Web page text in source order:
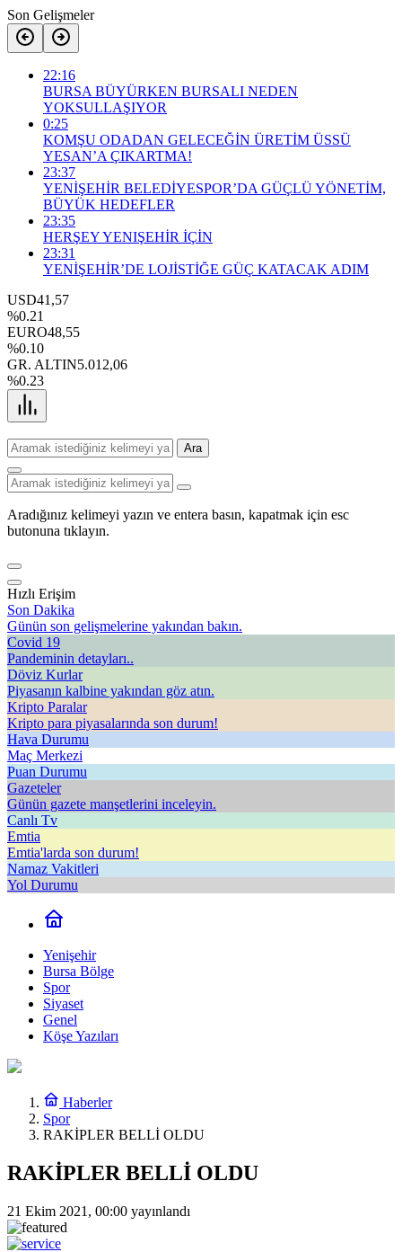
Son Gelişmeler
22:16
BURSA BÜYÜRKEN BURSALI NEDEN
YOKSULLAŞIYOR
0:25
KOMŞU ODADAN GELECEĞİN ÜRETİM ÜSSÜ
YESAN’A ÇIKARTMA!
23:37
YENİŞEHİR BELEDİYESPOR’DA GÜÇLÜ YÖNETİM,
BÜYÜK HEDEFLER
23:35
HERŞEY YENIŞEHİR İÇİN
23:31
YENİŞEHİR’DE LOJİSTİĞE GÜÇ KATACAK ADIM
USD41,57
%0.21
EURO48,55
%0.10
GR. ALTIN5.012,06
%0.23
Ara
Aradığınız kelimeyi yazın ve entera basın, kapatmak için esc
butonuna tıklayın.
Hızlı Erişim
Son Dakika
Günün son gelişmelerine yakından bakın.
Covid 19
Pandeminin detayları..
Döviz Kurlar
Piyasanın kalbine yakından göz atın.
Kripto Paralar
Kripto para piyasalarında son durum!
Hava Durumu
Maç Merkezi
Puan Durumu
Gazeteler
Günün gazete manşetlerini inceleyin.
Canlı Tv
Emtia
Emtia'larda son durum!
Namaz Vakitleri
Yol Durumu
Yenişehir
Bursa Bölge
Spor
Siyaset
Genel
Köşe Yazıları
Haberler
Spor
RAKİPLER BELLİ OLDU
RAKİPLER BELLİ OLDU
21 Ekim 2021, 00:00 yayınlandı